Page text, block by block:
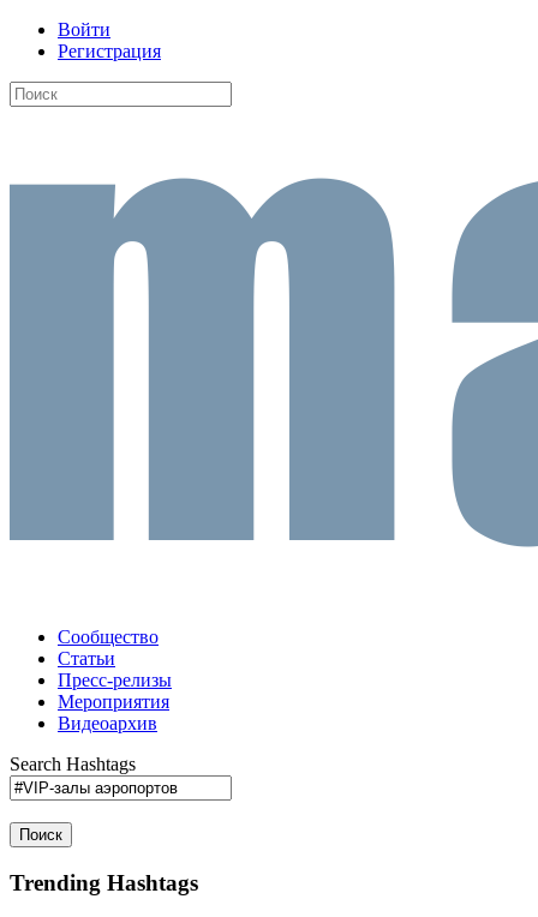
Войти
Регистрация
Сообщество
Статьи
Пресс-релизы
Мероприятия
Видеоархив
Search Hashtags
Поиск
Trending Hashtags